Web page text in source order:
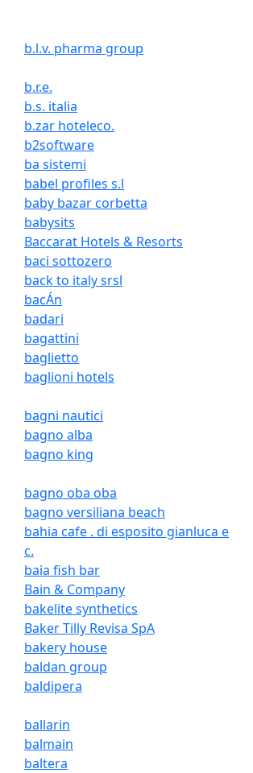
b.l.v. pharma group
b.r.e.
b.s. italia
b.zar hoteleco.
b2software
ba sistemi
babel profiles s.l
baby bazar corbetta
babysits
Baccarat Hotels & Resorts
baci sottozero
back to italy srsl
bacÁn
badari
bagattini
baglietto
baglioni hotels
bagni nautici
bagno alba
bagno king
bagno oba oba
bagno versiliana beach
bahia cafe . di esposito gianluca e
c.
baia fish bar
Bain & Company
bakelite synthetics
Baker Tilly Revisa SpA
bakery house
baldan group
baldipera
ballarin
balmain
baltera